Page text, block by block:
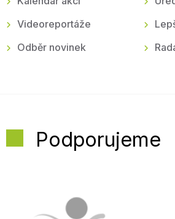
Videoreportáže
Odběr novinek
Podporujeme